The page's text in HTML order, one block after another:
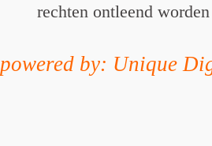
rechten ontleend worden
powered by: Unique